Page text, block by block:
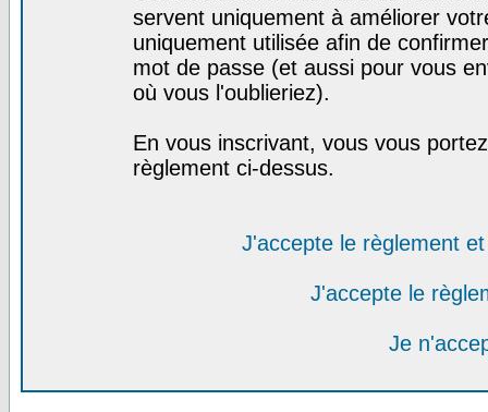
servent uniquement à améliorer
uniquement utilisée afin de
mot de passe (et aussi pour vous
où vous l'oublieriez).
En vous inscrivant, vous vous
règlement ci-dessus.
J'accepte le règlement
J'accepte le
Je